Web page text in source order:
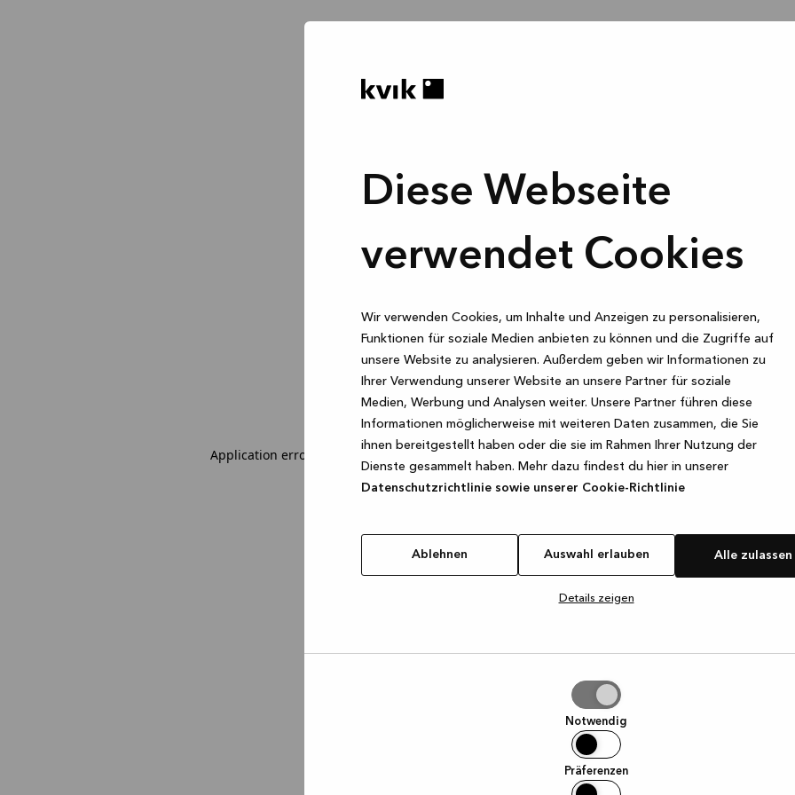
Diese Webseite
verwendet Cookies
Wir verwenden Cookies, um Inhalte und Anzeigen zu personalisieren,
Funktionen für soziale Medien anbieten zu können und die Zugriffe auf
unsere Website zu analysieren. Außerdem geben wir Informationen zu
Ihrer Verwendung unserer Website an unsere Partner für soziale
Medien, Werbung und Analysen weiter. Unsere Partner führen diese
Informationen möglicherweise mit weiteren Daten zusammen, die Sie
ihnen bereitgestellt haben oder die sie im Rahmen Ihrer Nutzung der
Dienste gesammelt haben. Mehr dazu findest du hier in unserer
Datenschutzrichtlinie sowie unserer Cookie-Richtlinie
Ablehnen Auswahl erlauben Alle zulassen
Details zeigen
Notwendig
Präferenzen
Application error: a client-side exception has occurred while loadingwww.kvik.de (see the